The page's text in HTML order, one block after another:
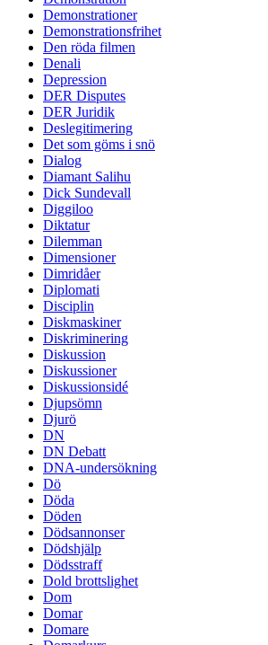
Demonstrationer
Demonstrationsfrihet
Den röda filmen
Denali
Depression
DER Disputes
DER Juridik
Deslegitimering
Det som göms i snö
Dialog
Diamant Salihu
Dick Sundevall
Diggiloo
Diktatur
Dilemman
Dimensioner
Dimridåer
Diplomati
Disciplin
Diskmaskiner
Diskriminering
Diskussion
Diskussioner
Diskussionsidé
Djupsömn
Djurö
DN
DN Debatt
DNA-undersökning
Dö
Döda
Döden
Dödsannonser
Dödshjälp
Dödsstraff
Dold brottslighet
Dom
Domar
Domare